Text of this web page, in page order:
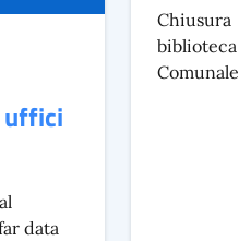
uffici
data
Chiusura
biblioteca